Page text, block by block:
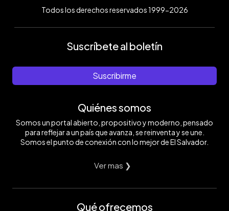
Todos los derechos reservados 1999-2026
Suscríbete al boletín
Suscribirme
Quiénes somos
Somos un portal abierto, propositivo y moderno, pensado
para reflejar a un país que avanza, se reinventa y se une.
Somos el punto de conexión con lo mejor de El Salvador.
Ver mas ❯
Qué ofrecemos